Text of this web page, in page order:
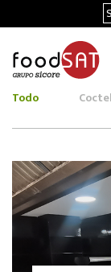
Todo